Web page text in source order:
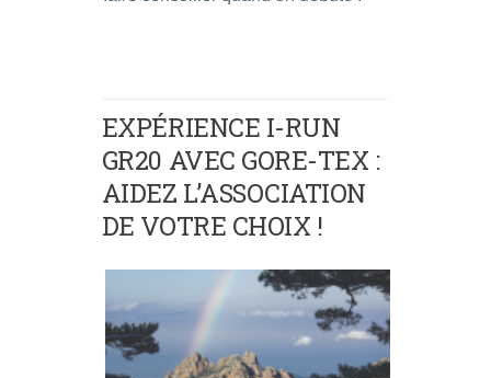
EXPÉRIENCE I-RUN
GR20 AVEC GORE-TEX :
AIDEZ L’ASSOCIATION
DE VOTRE CHOIX !